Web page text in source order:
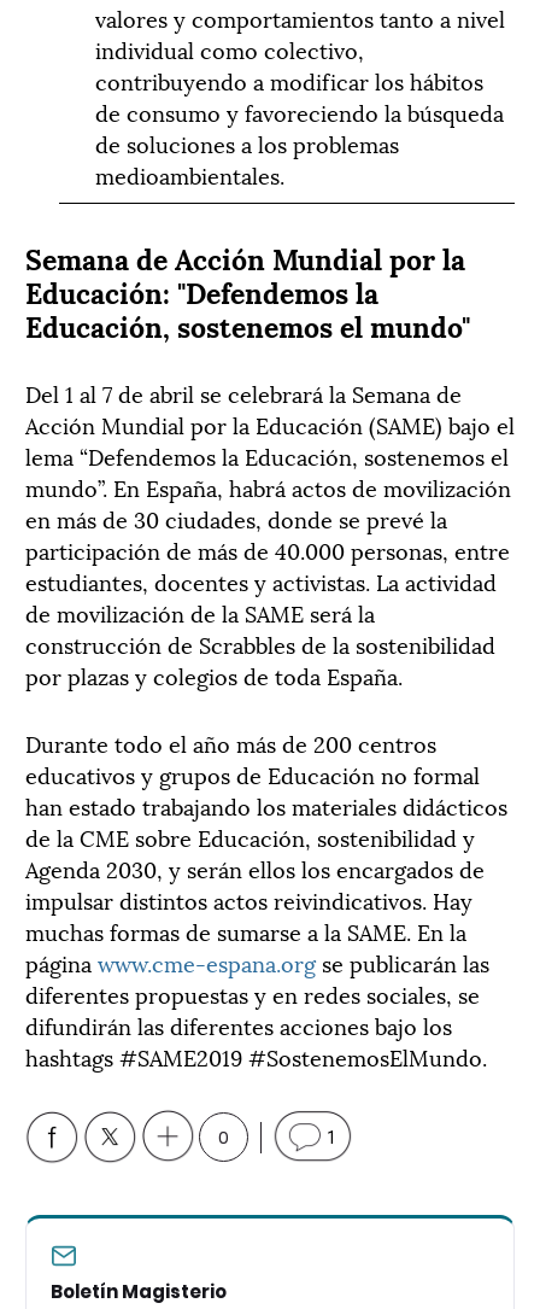
valores y comportamientos tanto a nivel
individual como colectivo,
contribuyendo a modificar los hábitos
de consumo y favoreciendo la búsqueda
de soluciones a los problemas
medioambientales.
Semana de Acción Mundial por la
Educación: "Defendemos la
Educación, sostenemos el mundo"
Del 1 al 7 de abril se celebrará la Semana de
Acción Mundial por la Educación (SAME) bajo el
lema “Defendemos la Educación, sostenemos el
mundo”. En España, habrá actos de movilización
en más de 30 ciudades, donde se prevé la
participación de más de 40.000 personas, entre
estudiantes, docentes y activistas. La actividad
de movilización de la SAME será la
construcción de Scrabbles de la sostenibilidad
por plazas y colegios de toda España.
Durante todo el año más de 200 centros
educativos y grupos de Educación no formal
han estado trabajando los materiales didácticos
de la CME sobre Educación, sostenibilidad y
Agenda 2030, y serán ellos los encargados de
impulsar distintos actos reivindicativos. Hay
muchas formas de sumarse a la SAME. En la
página www.cme-espana.orgse publicarán las
diferentes propuestas y en redes sociales, se
difundirán las diferentes acciones bajo los
hashtags #SAME2019 #SostenemosElMundo.
0 1
Boletín Magisterio